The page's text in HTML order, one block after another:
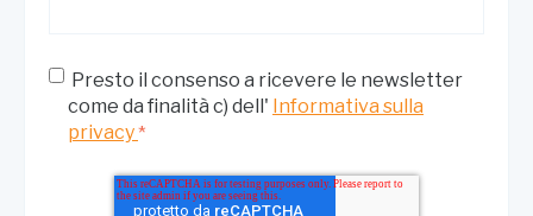
Presto il consenso a ricevere le newsletter
come da finalità c) dell' Informativa sulla
privacy*